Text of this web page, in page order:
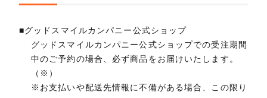
■グッドスマイルカンパニー公式ショップ
グッドスマイルカンパニー公式ショップでの受注期間
中のご予約の場合、必ず商品をお届けいたします。
（※）
※お支払いや配送先情報に不備がある場合、この限り